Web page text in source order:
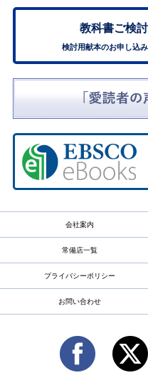
教科書ご検討
検討用献本のお申し込
会社案内
常備店一覧
プライバシーポリシー
お問い合わせ